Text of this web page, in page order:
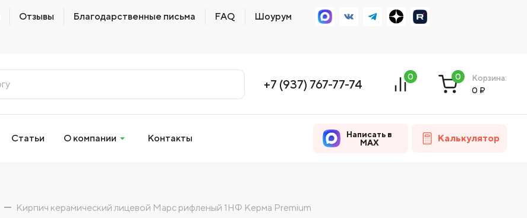
Отзывы Благодарственные письма FAQ Шоурум
+7 (937) 767-77-74
0 0
Корзина:
0 ₽
Статьи О компании Контакты
Написать в
MAX
Калькулятор
Кирпич керамический лицевой Марс рифленый 1НФ Керма Premium